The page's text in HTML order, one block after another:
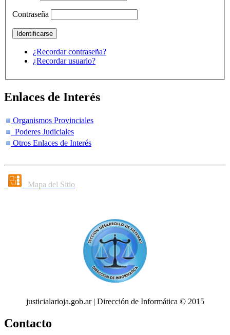
Contraseña
¿Recordar contraseña?
¿Recordar usuario?
Enlaces de Interés
Organismos Provinciales
Poderes Judiciales
Otros Enlaces de Interés
Mapa del Sitio
justicialarioja.gob.ar | Dirección de Informática © 2015
Contacto